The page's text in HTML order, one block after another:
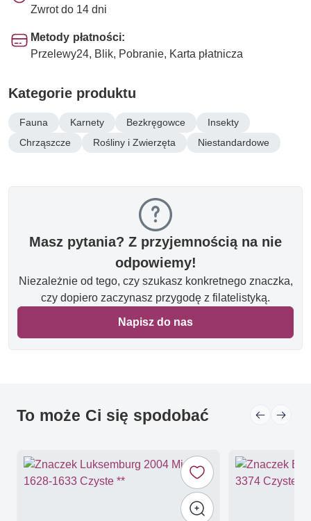
Zwrot do 14 dni
Metody płatności:
Przelewy24, Blik, Pobranie, Karta płatnicza
Kategorie produktu
Fauna Karnety Bezkręgowce
Insekty
Chrząszcze
Rośliny i Zwierzęta Niestandardowe
Masz pytania? Z przyjemnością na nie
odpowiemy!
Niezależnie od tego, czy szukasz konkretnego znaczka,
czy dopiero zaczynasz przygodę z filatelistyką.
Napisz do nas
To może Ci się spodobać